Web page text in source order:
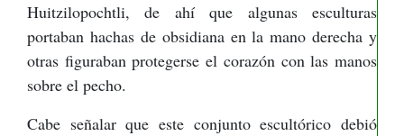
Huitzilopochtli, de ahí que algunas esculturas
portaban hachas de obsidiana en la mano derecha y
otras figuraban protegerse el corazón con las manos
sobre el pecho.
Cabe señalar que este conjunto escultórico debió